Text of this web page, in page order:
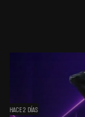
HACE 2 DÍAS